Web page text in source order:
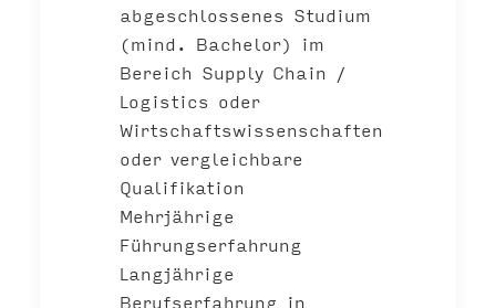
abgeschlossenes Studium
(mind. Bachelor) im
Bereich Supply Chain /
Logistics oder
Wirtschaftswissenschaften
oder vergleichbare
Qualifikation
Mehrjährige
Führungserfahrung
Langjährige
Berufserfahrung in